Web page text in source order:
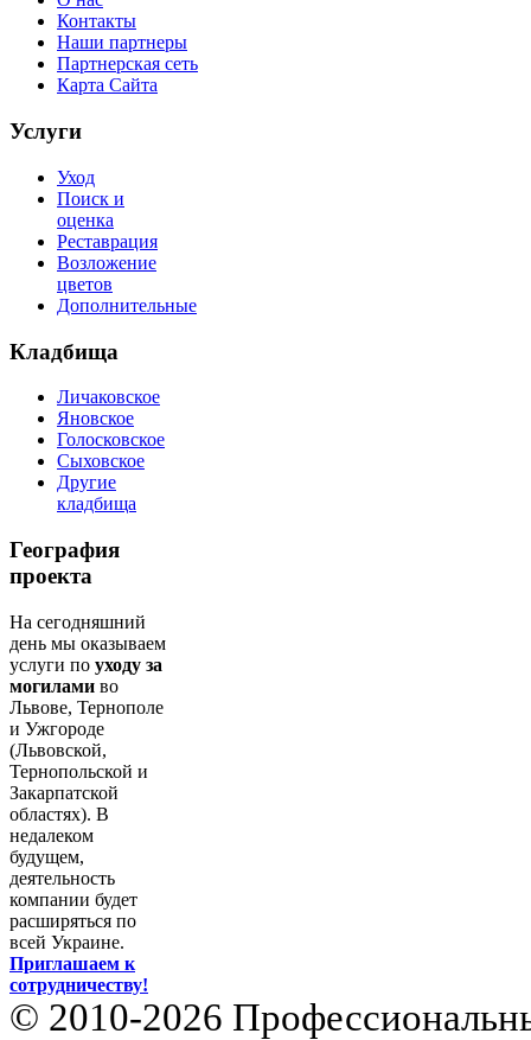
Контакты
Наши партнеры
Партнерская сеть
Карта Сайта
Услуги
Уход
Поиск и
оценка
Реставрация
Возложение
цветов
Дополнительные
Кладбища
Личаковское
Яновское
Голосковское
Сыховское
Другие
кладбища
География
проекта
На сегодняшний
день мы оказываем
услуги по уходу за
могилами во
Львове, Тернополе
и Ужгороде
(Львовской,
Тернопольской и
Закарпатской
областях). В
недалеком
будущем,
деятельность
компании будет
расширяться по
всей Украине.
Приглашаем к
сотрудничеству!
© 2010-2026